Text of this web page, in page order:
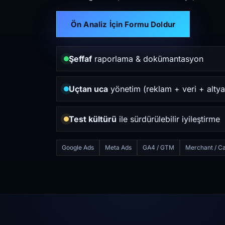
Ön Analiz İçin Formu Doldur
Şeffafraporlama & dokümantasyon
Uçtan uca yönetim (reklam + veri +
Test kültürü ile sürdürülebilir iyileştirme
Google Ads Meta Ads GA4 / GTM Merchant /